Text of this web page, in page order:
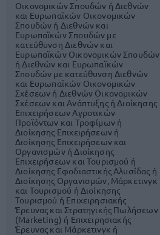
Οικονομικών Σπουδών ή Διεθνών
και Ευρωπαϊκών Οικονομικών
Σπουδών ή Διεθνών και
Ευρωπαϊκών Σπουδών με
κατεύθυνση Διεθνών και
Ευρωπαϊκών Οικονομικών Σπουδών
ή Διεθνών και Ευρωπαϊκών
Σπουδών με κατεύθυνση Διεθνών
και Ευρωπαϊκών Οικονομικών
Σχέσεων ή Διεθνών Οικονομικών
Σχέσεων και Ανάπτυξης ή Διοίκησης
Επιχειρήσεων Αγροτικών
Προϊόντων και Τροφίμων ή
Διοίκησης Επιχειρήσεων ή
Διοίκησης Επιχειρήσεων και
Οργανισμών ή Διοίκησης
Επιχειρήσεων και Τουρισμού ή
Διοίκησης Εφοδιαστικής Αλυσίδας ή
Διοίκησης Οργανισμών, Μάρκετινγκ
και Τουρισμού ή Διοίκησης
Τουρισμού ή Επιχειρησιακής
Έρευνας και Στρατηγικής Πωλήσεων
(Marketing) ή Επιχειρησιακής
Έρευνας και Μάρκετινγκ ή